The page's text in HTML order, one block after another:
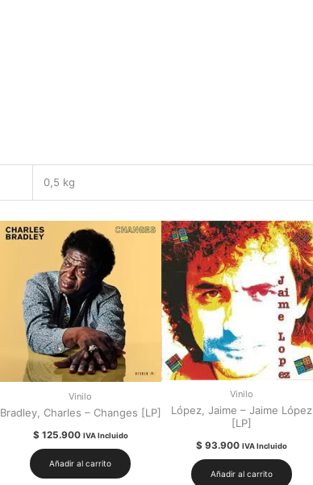
0,5 kg
Vinilo
Bradley, Charles – Changes [LP]
$125.900 IVA Incluido
Añadir al carrito
Vinilo
López, Jaime – Jaime López
[LP]
$ 93.900 IVA Incluido
Añadir al carrito